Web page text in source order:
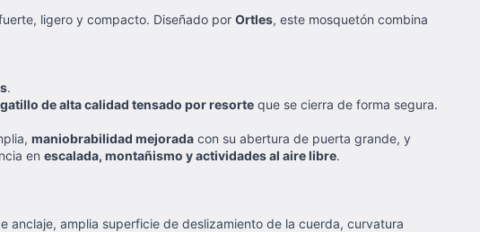
ligero y compacto. Diseñado por Ortles, este mosquetón combina
.
gatillo de alta calidad tensado por resorte que se cierra de forma segura.
maniobrabilidad mejorada con su abertura de puerta grande, y
en escalada, montañismo y actividades al aire libre.
amplia superficie de deslizamiento de la cuerda, curvatura